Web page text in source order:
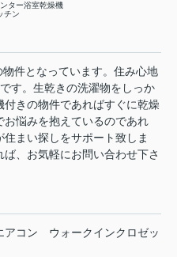
ター
チン
浴室乾燥機
件となっています。住み心地
す。生乾きの洗濯物をしっか
きの物件であればすぐに乾燥
悩みを抱えているのであれ
まい探しをサポート致しま
、お気軽にお問い合わせ下さ
アコン
ウォークインクロゼッ